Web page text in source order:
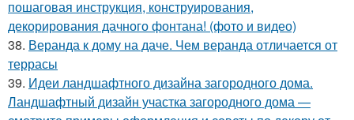
пошаговая инструкция, конструирования,
декорирования дачного фонтана! (фото и видео)
38. Веранда к дому на даче. Чем веранда отличается от
террасы
39. Идеи ландшафтного дизайна загородного дома.
Ландшафтный дизайн участка загородного дома —